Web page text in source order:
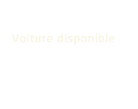
Voiture disponible